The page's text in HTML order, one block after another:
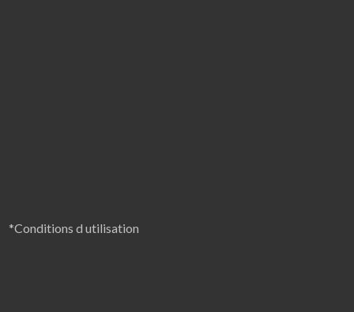
*Conditions d utilisation